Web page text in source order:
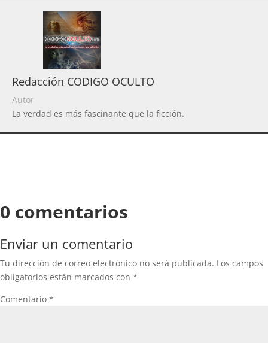
Redacción CODIGO OCULTO
Autor
La verdad es más fascinante que la ficción.
0 comentarios
Enviar un comentario
Tu dirección de correo electrónico no será publicada. Los campos
obligatorios están marcados con *
Comentario *